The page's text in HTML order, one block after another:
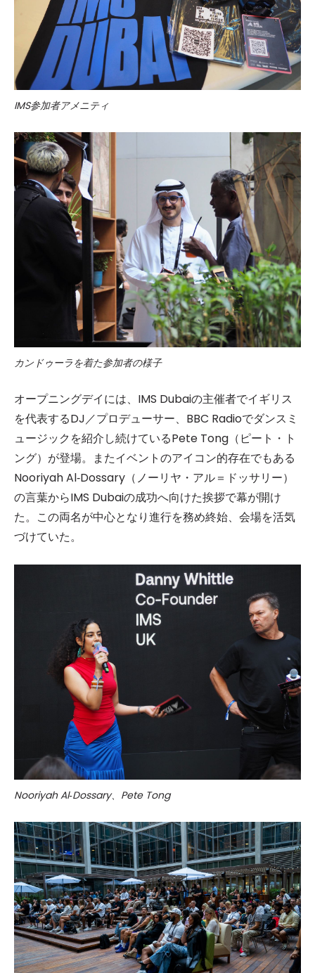
IMS参加者アメニティ
カンドゥーラを着た参加者の様子
オープニングデイには、IMS Dubaiの主催者でイギリス
を代表するDJ／プロデューサー、BBC Radioでダンスミ
ュージックを紹介し続けているPete Tong（ピート・ト
ング）が登場。またイベントのアイコン的存在でもある
Nooriyah Al‑Dossary（ノーリヤ・アル＝ドッサリー）
の言葉からIMS Dubaiの成功へ向けた挨拶で幕が開け
た。この両名が中心となり進行を務め終始、会場を活気
づけていた。
Nooriyah Al‑Dossary、Pete Tong